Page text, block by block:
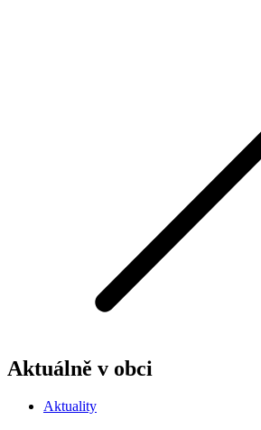
Aktuálně v obci
Aktuality